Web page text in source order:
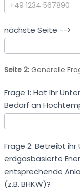
nächste Seite -->
Seite 2: Generelle
Frage 1: Hat Ihr
Bedarf an
Frage 2: Betreibt
erdgasbasierte
entsprechende
(z.B. BHKW)?